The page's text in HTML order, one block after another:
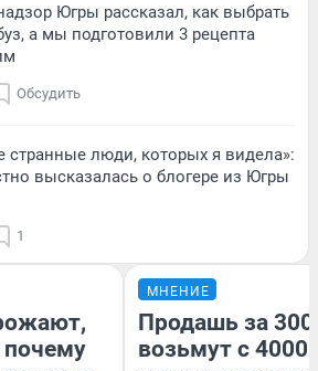
Югры рассказал, как выбрать
а мы подготовили 3 рецепта
Обсудить
странные люди, которых я видела»:
высказалась о блогере из Югры
1
МНЕНИЕ
Продашь за
возьмут с